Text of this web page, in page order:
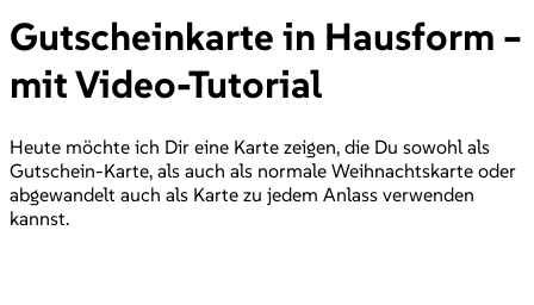
Gutscheinkarte in Hausform –
mit Video-Tutorial
Heute möchte ich Dir eine Karte zeigen, die Du sowohl als
Gutschein-Karte, als auch als normale Weihnachtskarte oder
abgewandelt auch als Karte zu jedem Anlass verwenden
kannst.